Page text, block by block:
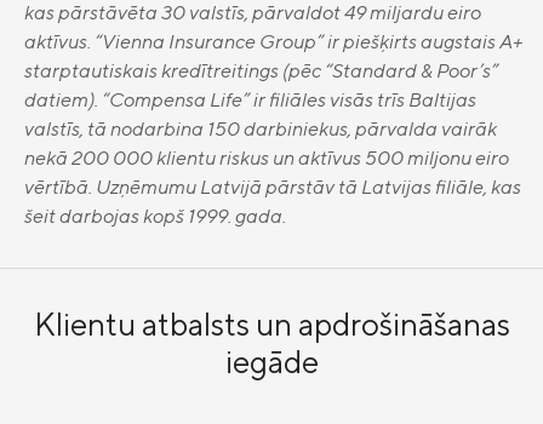
kas pārstāvēta 30 valstīs, pārvaldot 49 miljardu eiro
aktīvus. “Vienna Insurance Group” ir piešķirts augstais A+
starptautiskais kredītreitings (pēc “Standard & Poor’s”
datiem). “Compensa Life” ir filiāles visās trīs Baltijas
valstīs, tā nodarbina 150 darbiniekus, pārvalda vairāk
nekā 200 000 klientu riskus un aktīvus 500 miljonu eiro
vērtībā. Uzņēmumu Latvijā pārstāv tā Latvijas filiāle, kas
šeit darbojas kopš 1999. gada.
Klientu atbalsts un apdrošināšanas
iegāde